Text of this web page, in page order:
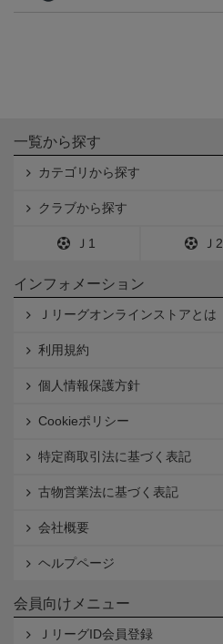
一覧から探す
カテゴリから探す
クラブから探す
Ｊ1 Ｊ2
インフォメーション
Ｊリーグオンラインストアとは
利用規約
個人情報保護方針
Cookieポリシー
特定商取引法に基づく表記
古物営業法に基づく表記
会社概要
ヘルプページ
会員向けメニュー
ＪリーグID会員登録